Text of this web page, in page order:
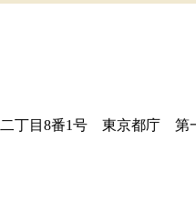
二丁目8番1号 東京都庁 第